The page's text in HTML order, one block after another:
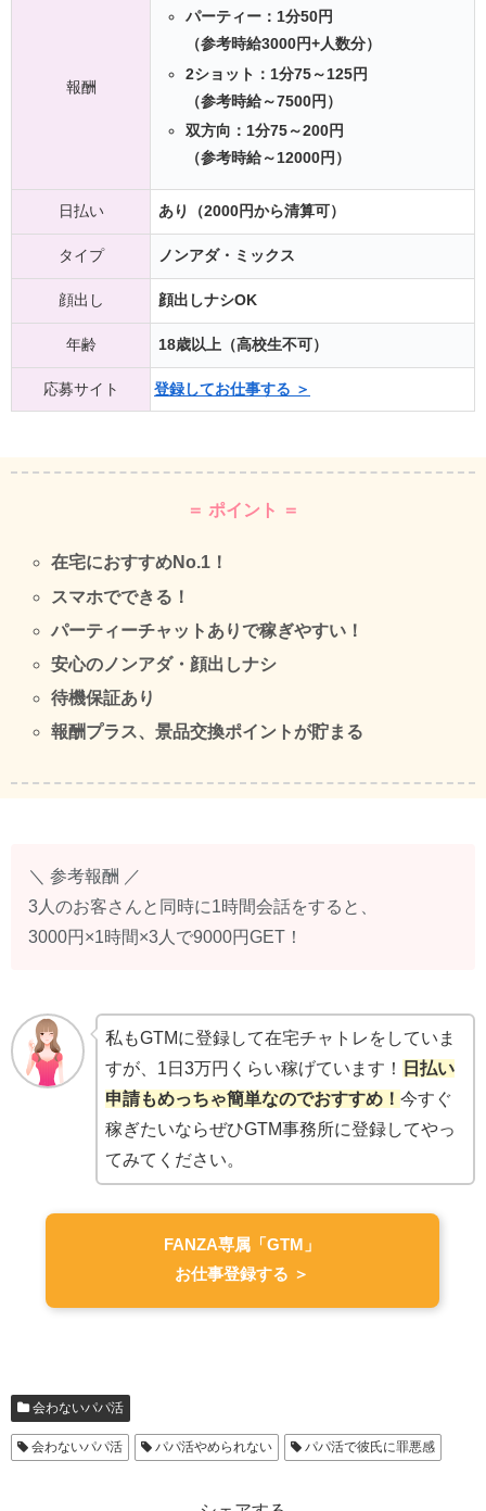
報酬
パーティー：1分50円
（参考時給3000円+人数分）
2ショット：1分75～125円
（参考時給～7500円）
双方向：1分75～200円
（参考時給～12000円）
日払い あり（2000円から清算可）
タイプ ノンアダ・ミックス
顔出し 顔出しナシOK
年齢 18歳以上（高校生不可）
応募サイト 登録してお仕事する ＞
＝ ポイント ＝
在宅におすすめNo.1！
スマホでできる！
パーティーチャットありで稼ぎやすい！
安心のノンアダ・顔出しナシ
待機保証あり
報酬プラス、景品交換ポイントが貯まる
＼ 参考報酬 ／
3人のお客さんと同時に1時間会話をすると、
3000円×1時間×3人で9000円GET！
私もGTMに登録して在宅チャトレをしていま
すが、1日3万円くらい稼げています！
日払い
申請もめっちゃ簡単なのでおすすめ！今すぐ
稼ぎたいならぜひGTM事務所に登録してやっ
てみてください。
FANZA専属「GTM」
お仕事登録する ＞
会わないパパ活
会わないパパ活 パパ活やめられない パパ活で彼氏に罪悪感